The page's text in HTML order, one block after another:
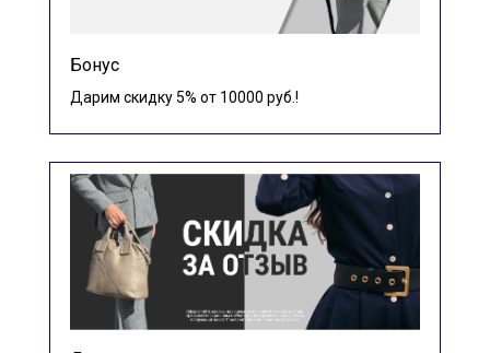
Бонус
Дарим скидку 5% от 10000 руб.!